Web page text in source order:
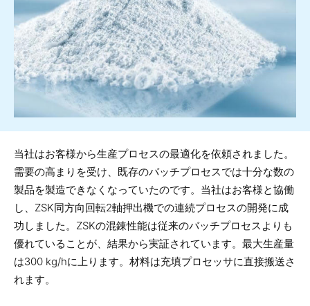
当社はお客様から生産プロセスの最適化を依頼されました。
需要の高まりを受け、既存のバッチプロセスでは十分な数の
製品を製造できなくなっていたのです。当社はお客様と協働
し、ZSK同方向回転2軸押出機での連続プロセスの開発に成
功しました。ZSKの混錬性能は従来のバッチプロセスよりも
優れていることが、結果から実証されています。最大生産量
は300 kg/hに上ります。材料は充填プロセッサに直接搬送さ
れます。